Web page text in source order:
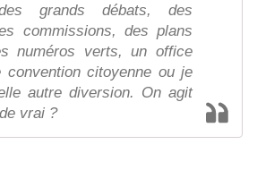
grands débats, des
commissions, des plans
numéros verts, un office
convention citoyenne ou je
autre diversion. On agit
vrai ?